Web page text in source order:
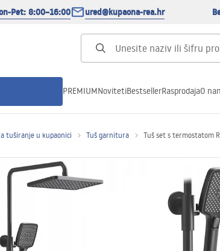
Pet: 8:00–16:00 ured@kupaona-rea.hr
PREMIUMNovitetiBestsellerRasprodajaO
tuširanje u kupaonici Tuš garnitura Tuš set s termostatom